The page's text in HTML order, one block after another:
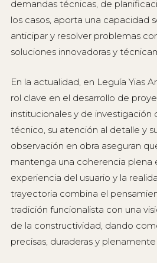
demandas técnicas, de
los casos, aporta una capacidad
anticipar y resolver problemas
soluciones innovadoras y
En la actualidad, en Leguía Yias
rol clave en el desarrollo de
institucionales y de investigación
técnico, su atención al detalle y
observación en obra aseguran
mantenga una coherencia plena
experiencia del usuario y la
trayectoria combina el
tradición funcionalista con una
de la constructividad, dando
precisas, duraderas y